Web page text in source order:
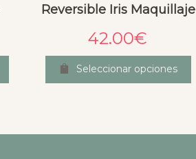
Reversible Iris Maquillaje
42.00€
Seleccionar opciones